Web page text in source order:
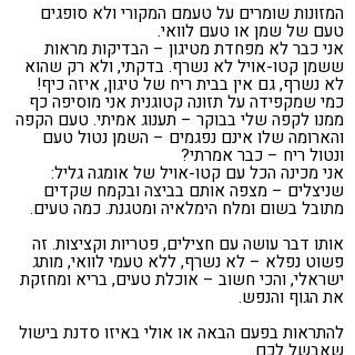
המזונות שומרים על טעמם המקורי ולא סופגים
טעם של שמן או טעם לוואי.
אני כבר לא מפחדת מטיגון – הבדיקות מראות
ששמן קטו-אויל לא נשרף. בדקתי, ולא רק שהוא
לא נשרף, גם אין בבית ריח של טיגון, איזה כיף!
כמי שמקפידה על תזונה קטוגנית אני מוסיפה כף
ממנו לקפה שלי בבוקר – תענוג אמיתי. טעם הקפה
והארומה שלו אינם נפגמים – השמן נטול טעם
ונטול ריח – כבר אמרתי?
אני מכינה הכל עם קטו-אויל של אומגה גליל:
שניצלים – מצפה אותם בביצה ובקמח שקדים
מתובל בשום ומלח הימלאיה ומטגנת. כמה טעים.
אותו דבר עושה עם חצילים, פטריות וקציצות. זה
פשוט נפלא – לא נשרף, ללא טעמי לוואי, מותג
ישראלי, והכי חשוב – אוכלת טעים, בריא ומחזקת
את הגוף והנפש.
להתראות בפעם הבאה או אולי באיזו סדנת בישול